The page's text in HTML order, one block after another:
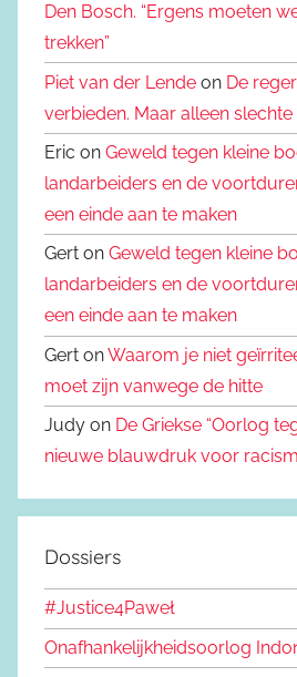
Den Bosch. “Ergens moeten
trekken”
Piet van der Lende on De
verbieden. Maar alleen slechte
Eric on Geweld tegen kleine
landarbeiders en de
een einde aan te maken
Gert on Geweld tegen kleine
landarbeiders en de
een einde aan te maken
Gert onWaarom je niet
moet zijn vanwege de hitte
Judy on De Griekse “Oorlog
nieuwe blauwdruk voor
Dossiers
#Justice4Paweł
Onafhankelijkheidsoorlog